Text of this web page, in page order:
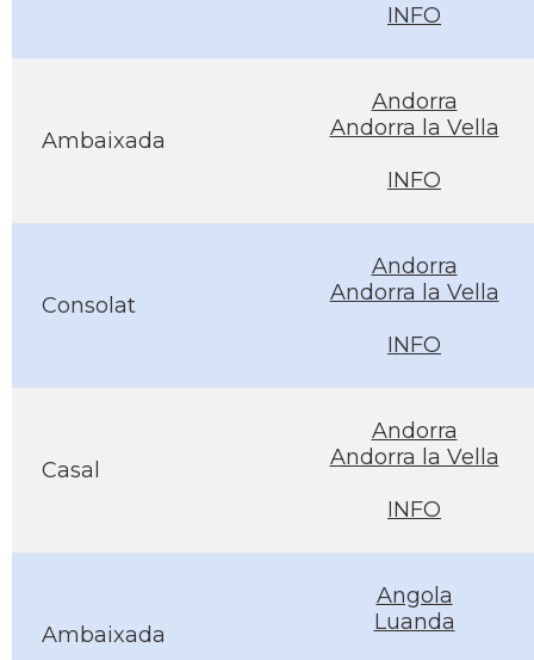
INFO
Ambaixada
Andorra
Andorra la Vella
INFO
Consolat
Andorra
Andorra la Vella
INFO
Casal
Andorra
Andorra la Vella
INFO
Ambaixada
Angola
Luanda